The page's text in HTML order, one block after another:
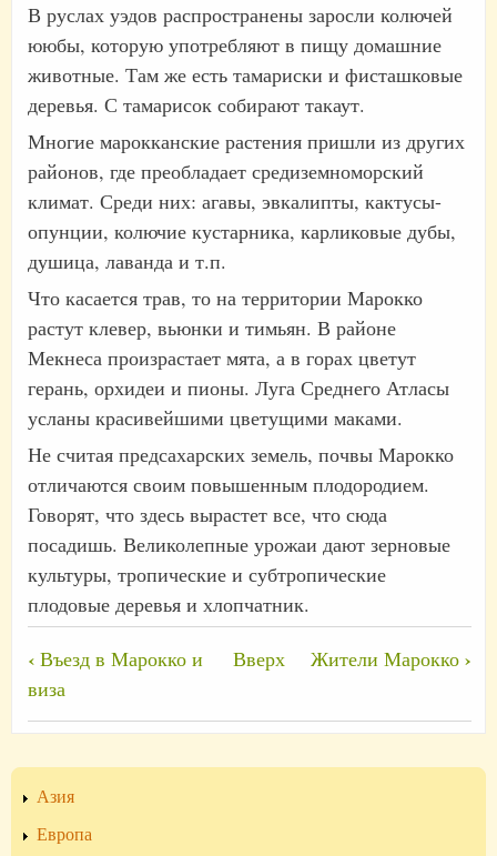
В руслах уэдов распространены заросли колючей
ююбы, которую употребляют в пищу домашние
животные. Там же есть тамариски и фисташковые
деревья. С тамарисок собирают такаут.
Многие марокканские растения пришли из других
районов, где преобладает средиземноморский
климат. Среди них: агавы, эвкалипты, кактусы-
опунции, колючие кустарника, карликовые дубы,
душица, лаванда и т.п.
Что касается трав, то на территории Марокко
растут клевер, вьюнки и тимьян. В районе
Мекнеса произрастает мята, а в горах цветут
герань, орхидеи и пионы. Луга Среднего Атласы
усланы красивейшими цветущими маками.
Не считая предсахарских земель, почвы Марокко
отличаются своим повышенным плодородием.
Говорят, что здесь вырастет все, что сюда
посадишь. Великолепные урожаи дают зерновые
культуры, тропические и субтропические
плодовые деревья и хлопчатник.
Перекрёстные
ссылки
книги
География
Марокко
‹ Въезд в Марокко и
виза
Вверх Жители Марокко ›
Азия
Европа